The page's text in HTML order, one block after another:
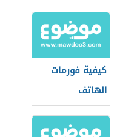
كيفية فورمات
الهاتف